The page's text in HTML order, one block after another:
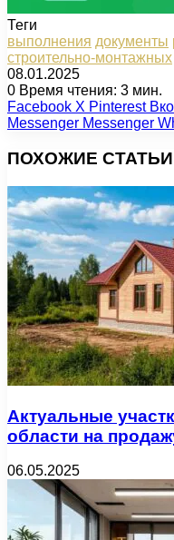
Теги
выполнения документы
строительно-монтажных
08.01.2025
0 Время чтения: 3 мин.
Facebook X Pinterest
Messenger Messenger
ПОХОЖИЕ СТАТЬИ
Актуальные
области на
06.05.2025